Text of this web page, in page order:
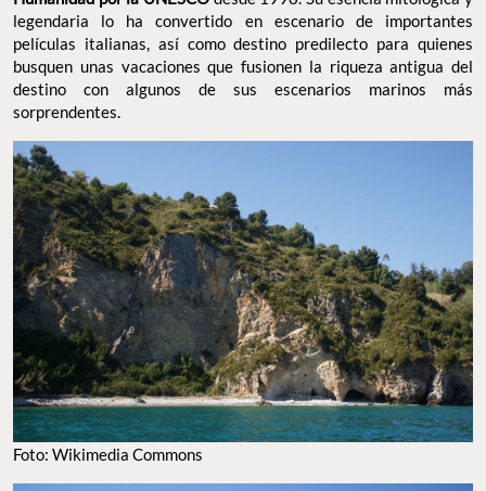
natural e histórica, considerada como
Patrimonio de la
Humanidad por la UNESCO
desde 1998. Su esencia mitológica
y legendaria lo ha convertido en escenario de importantes
películas italianas, así como destino predilecto para quienes
busquen unas vacaciones que fusionen la riqueza antigua del
destino con algunos de sus escenarios marinos más
sorprendentes.